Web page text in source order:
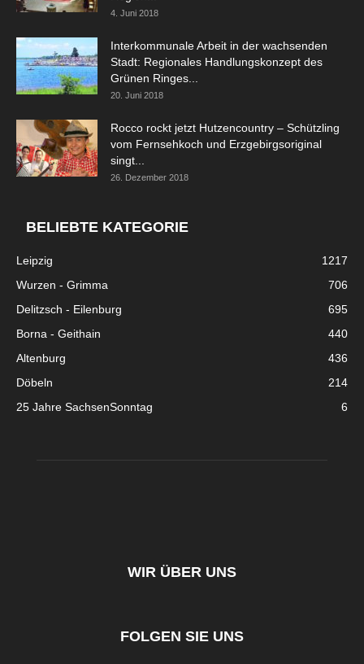
4. Juni 2018
Interkommunale Arbeit in der wachsenden
Stadt: Regionales Handlungskonzept des
Grünen Ringes...
20. Juni 2018
Rocco rockt jetzt Hutzencountry – Schützling
vom Fernsehkoch und Erzgebirgsoriginal
singt...
26. Dezember 2018
BELIEBTE KATEGORIE
Leipzig
1217
Wurzen - Grimma
706
Delitzsch - Eilenburg
695
Borna - Geithain
440
Altenburg
436
Döbeln
214
25 Jahre SachsenSonntag
6
WIR ÜBER UNS
FOLGEN SIE UNS